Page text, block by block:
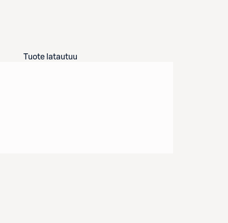
Tuote latautuu